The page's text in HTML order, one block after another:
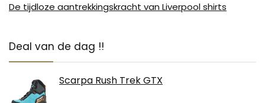
De tijdloze aantrekkingskracht van Liverpool shirts
Deal van de dag !!
Scarpa Rush Trek GTX